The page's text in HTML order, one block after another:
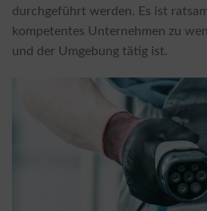
durchgeführt werden. Es ist
kompetentes Unternehmen zu
und der Umgebung tätig ist.